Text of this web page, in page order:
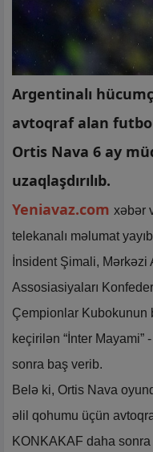
Argentinalı
avtoqraf alan
Ortis Nava 6 ay
uzaqlaşdırılıb.
Yeniavaz.com xəbər
telekanalı məlumat
İnsident Şimali,
Assosiasiyaları
Çempionlar Kubokunun
keçirilən “İnter Mayami”
sonra baş verib.
Belə ki, Ortis Nava
əlil qohumu üçün
KONKAKAF daha